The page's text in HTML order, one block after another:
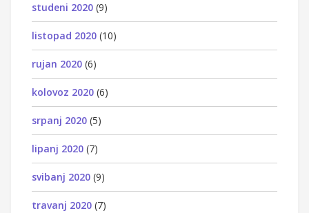
studeni 2020 (9)
listopad 2020 (10)
rujan 2020 (6)
kolovoz 2020 (6)
srpanj 2020 (5)
lipanj 2020 (7)
svibanj 2020 (9)
travanj 2020 (7)